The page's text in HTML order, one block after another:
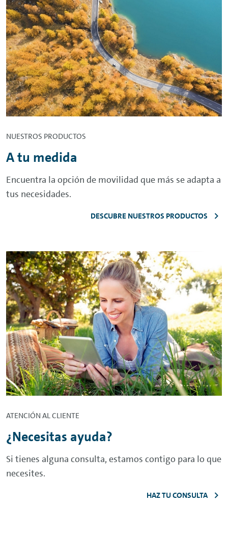
NUESTROS PRODUCTOS
A tu medida
Encuentra la opción de movilidad que más se adapta a
tus necesidades.
DESCUBRE NUESTROS PRODUCTOS
ATENCIÓN AL CLIENTE
¿Necesitas ayuda?
Si tienes alguna consulta, estamos contigo para lo que
necesites.
HAZ TU CONSULTA